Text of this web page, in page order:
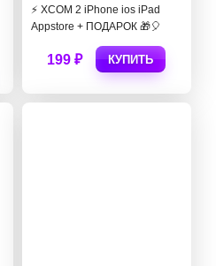
⚡️ XCOM 2 iPhone ios iPad
Appstore + ПОДАРОК 🎁🎈
199 ₽ КУПИТЬ